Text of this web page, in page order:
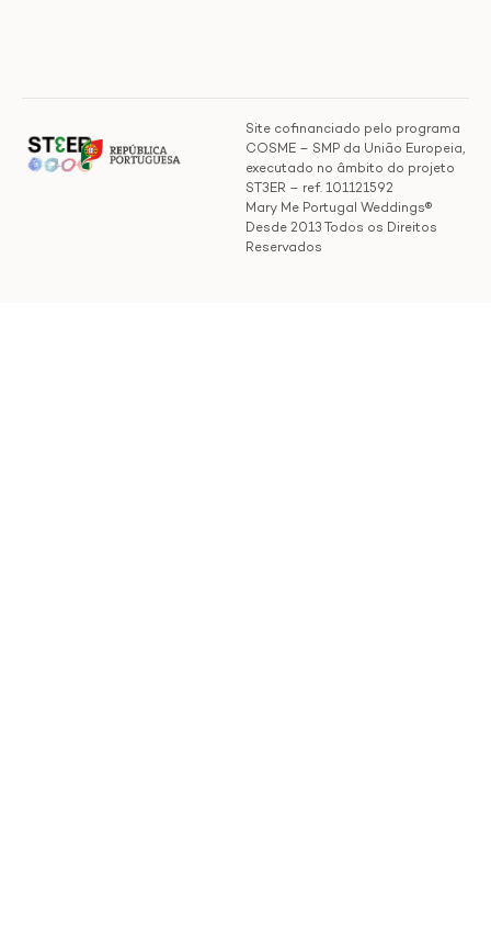
Site cofinanciado pelo programa
COSME – SMP da União Europeia,
executado no âmbito do projeto
ST3ER – ref. 101121592
Mary Me Portugal Weddings®
Desde 2013 Todos os Direitos
Reservados